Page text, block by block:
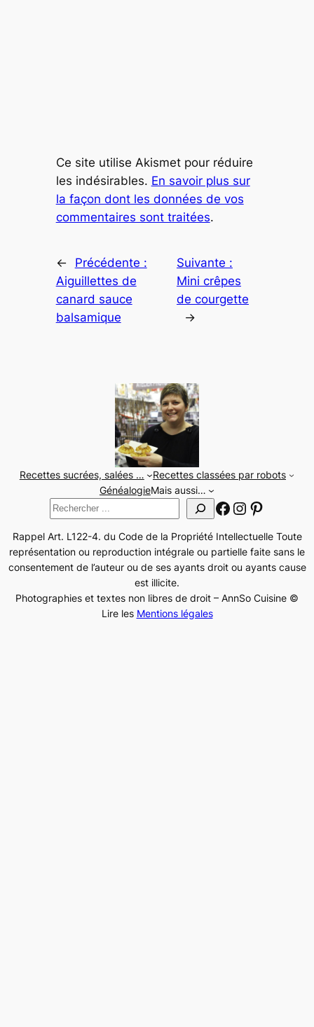
Ce site utilise Akismet pour réduire
les indésirables. En savoir plus sur
la façon dont les données de vos
commentaires sont traitées.
←
Précédente :
Aiguillettes de
canard sauce
balsamique
Suivante :
Mini crêpes
de courgette
→
Recettes sucrées, salées …
Recettes classées par robots
GénéalogieMais aussi…
Rechercher
Facebook
Instagram
Rappel Art. L122-4. du Code de la Propriété Intellectuelle Toute
représentation ou reproduction intégrale ou partielle faite sans le
consentement de l’auteur ou de ses ayants droit ou ayants cause
est illicite.
Photographies et textes non libres de droit – AnnSo Cuisine ©
Lire les Mentions légales